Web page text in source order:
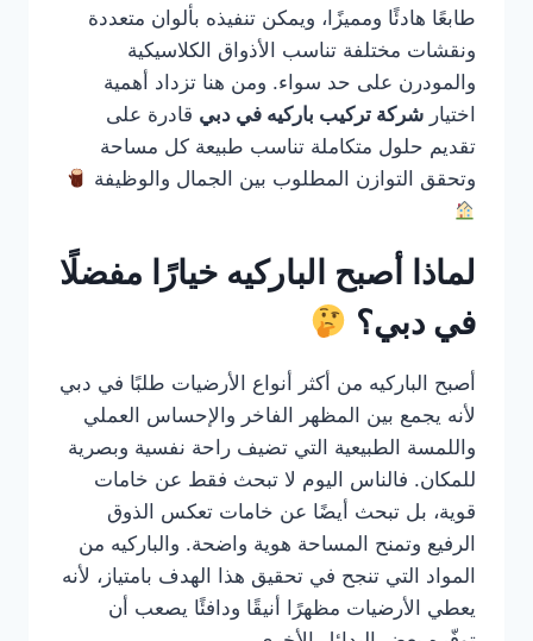
طابعًا هادئًا ومميزًا، ويمكن تنفيذه بألوان متعددة
ونقشات مختلفة تناسب الأذواق الكلاسيكية
والمودرن على حد سواء. ومن هنا تزداد أهمية
اختيار شركة تركيب باركيه في دبي قادرة على
تقديم حلول متكاملة تناسب طبيعة كل مساحة
وتحقق التوازن المطلوب بين الجمال والوظيفة
لماذا أصبح الباركيه خيارًا مفضلًا
في دبي؟
أصبح الباركيه من أكثر أنواع الأرضيات طلبًا في دبي
لأنه يجمع بين المظهر الفاخر والإحساس العملي
واللمسة الطبيعية التي تضيف راحة نفسية وبصرية
للمكان. فالناس اليوم لا تبحث فقط عن خامات
قوية، بل تبحث أيضًا عن خامات تعكس الذوق
الرفيع وتمنح المساحة هوية واضحة. والباركيه من
المواد التي تنجح في تحقيق هذا الهدف بامتياز، لأنه
يعطي الأرضيات مظهرًا أنيقًا ودافئًا يصعب أن